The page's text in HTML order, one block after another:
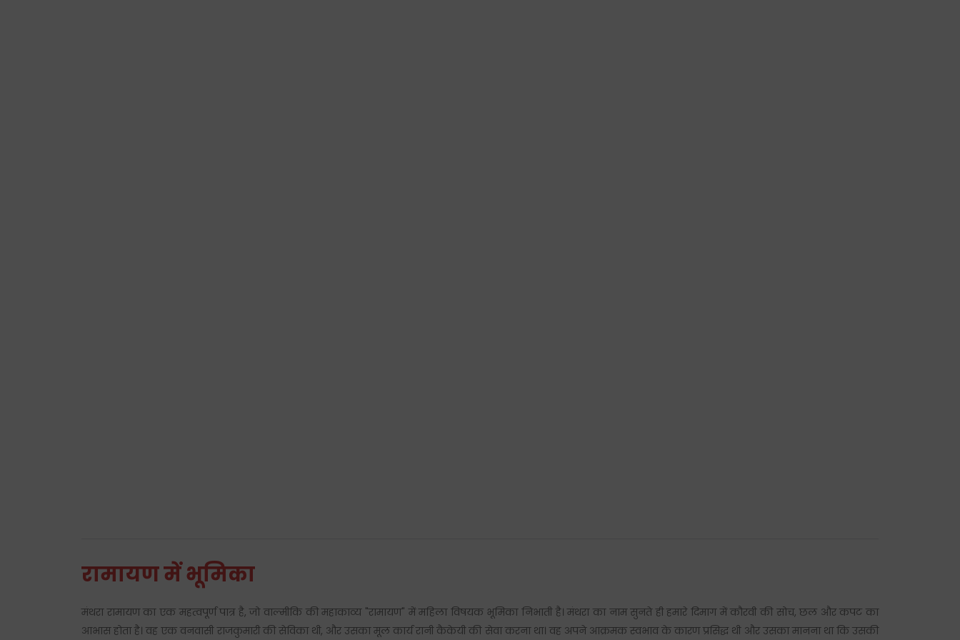
रामायण में भूमिका
मंथरा रामायण का एक महत्वपूर्ण पात्र है, जो वाल्मीकि की महाकाव्य "रामायण" में महिला विषयक भूमिका निभाती है। मंथरा का नाम सुनते ही हमारे दिमाग में कौरवी की सोच, छल और कपट का
आभास होता है। वह एक वनवासी राजकुमारी की सेविका थी, और उसका मूल कार्य रानी कैकेयी की सेवा करना था। वह अपने आक्रमक स्वभाव के कारण प्रसिद्ध थी और उसका मानना था कि उसकी